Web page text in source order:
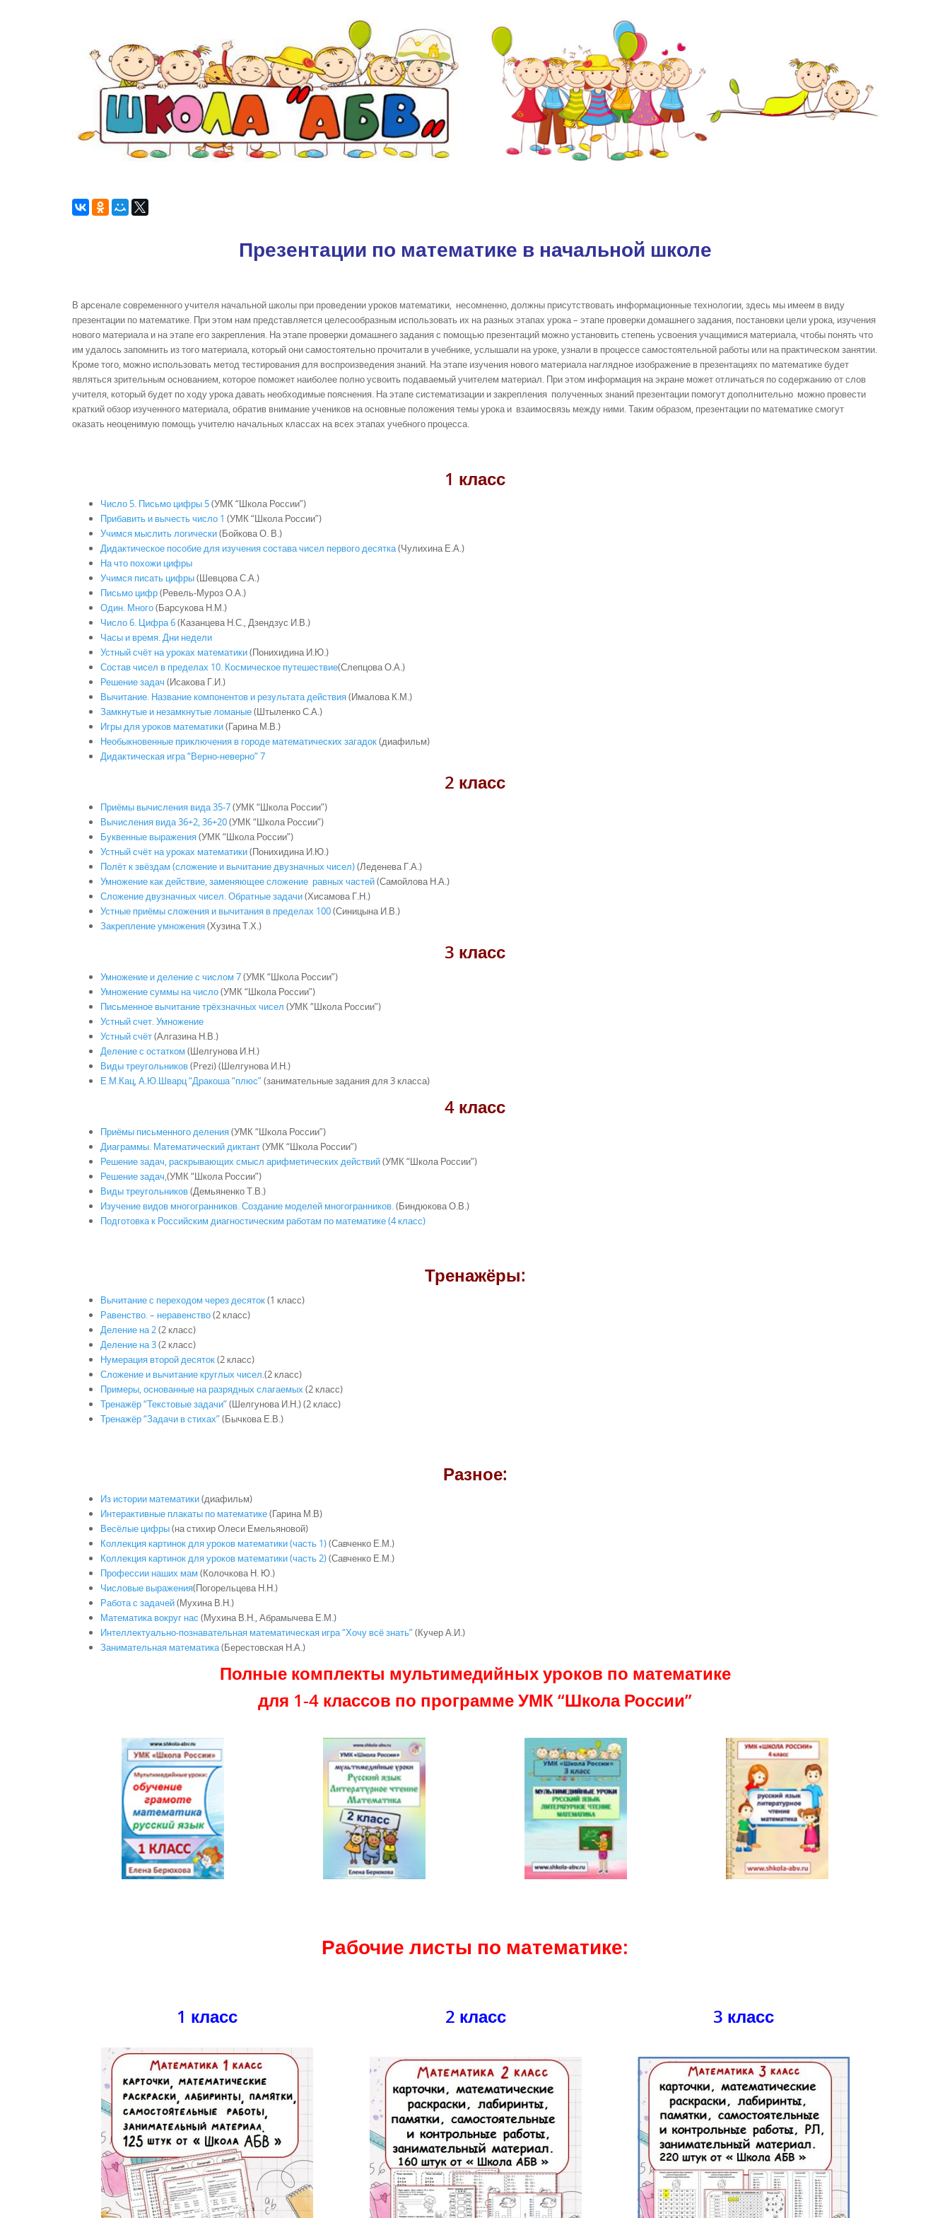
Презентации по математике в начальной школе
В арсенале современного учителя начальной школы при проведении уроков математики, несомненно, должны присутствовать информационные технологии, здесь мы имеем в виду
презентации по математике. При этом нам представляется целесообразным использовать их на разных этапах урока – этапе проверки домашнего задания, постановки цели урока, изучения
нового материала и на этапе его закрепления. На этапе проверки домашнего задания с помощью презентаций можно установить степень усвоения учащимися материала, чтобы понять что
им удалось запомнить из того материала, который они самостоятельно прочитали в учебнике, услышали на уроке, узнали в процессе самостоятельной работы или на практическом занятии.
Кроме того, можно использовать метод тестирования для воспроизведения знаний. На этапе изучения нового материала наглядное изображение в презентациях по математике будет
являться зрительным основанием, которое поможет наиболее полно усвоить подаваемый учителем материал. При этом информация на экране может отличаться по содержанию от слов
учителя, который будет по ходу урока давать необходимые пояснения. На этапе систематизации и закрепления полученных знаний презентации помогут дополнительно можно провести
краткий обзор изученного материала, обратив внимание учеников на основные положения темы урока и взаимосвязь между ними. Таким образом, презентации по математике смогут
оказать неоценимую помощь учителю начальных классах на всех этапах учебного процесса.
1 класс
Число 5. Письмо цифры 5(УМК “Школа России”)
Прибавить и вычесть число 1 (УМК “Школа России”)
Учимся мыслить логически(Бойкова О. В.)
Дидактическое пособие для изучения состава чисел первого десятка(Чулихина Е.А.)
На что похожи цифры
Учимся писать цифры(Шевцова С.А.)
Письмо цифр(Ревель-Муроз О.А.)
Один. Много(Барсукова Н.М.)
Число 6. Цифра 6(Казанцева Н.С., Дзендзус И.В.)
Часы и время. Дни недели
Устный счёт на уроках математики(Понихидина И.Ю.)
Состав чисел в пределах 10. Космическое путешествие(Слепцова О.А.)
Решение задач (Исакова Г.И.)
Вычитание. Название компонентов и результата действия(Ималова К.М.)
Замкнутые и незамкнутые ломаные(Штыленко С.А.)
Игры для уроков математики(Гарина М.В.)
Необыкновенные приключения в городе математических загадок(диафильм)
Дидактическая игра “Верно-неверно” 7
2 класс
Приёмы вычисления вида 35-7(УМК “Школа России”)
Вычисления вида 36+2, 36+20(УМК “Школа России”)
Буквенные выражения(УМК “Школа России”)
Устный счёт на уроках математики(Понихидина И.Ю.)
Полёт к звёздам (сложение и вычитание двузначных чисел)(Леденева Г.А.)
Умножение как действие, заменяющее сложение равных частей(Самойлова Н.А.)
Сложение двузначных чисел. Обратные задачи(Хисамова Г.Н.)
Устные приёмы сложения и вычитания в пределах 100(Синицына И.В.)
Закрепление умножения(Хузина Т.Х.)
3 класс
Умножение и деление с числом 7(УМК “Школа России”)
Умножение суммы на число(УМК “Школа России”)
Письменное вычитание трёхзначных чисел (УМК “Школа России”)
Устный счет. Умножение
Устный счёт(Алгазина Н.В.)
Деление с остатком (Шелгунова И.Н.)
Виды треугольников(Prezi)(Шелгунова И.Н.)
Е.М.Кац, А.Ю.Шварц “Дракоша “плюс”(занимательные задания для 3 класса)
4 класс
Приёмы письменного деления(УМК “Школа России”)
Диаграммы. Математический диктант(УМК “Школа России”)
Решение задач, раскрывающих смысл арифметических действий(УМК “Школа России”)
Решение задач,(УМК “Школа России”)
Виды треугольников(Демьяненко Т.В.)
Изучение видов многогранников. Создание моделей многогранников.(Биндюкова О.В.)
Подготовка к Российским диагностическим работам по математике (4 класс)
Тренажёры:
Вычитание с переходом через десяток(1 класс)
Равенство. – неравенство(2 класс)
Деление на 2(2 класс)
Деление на 3(2 класс)
Нумерация второй десяток(2 класс)
Сложение и вычитание круглых чисел.(2 класс)
Примеры, основанные на разрядных слагаемых (2 класс)
Тренажёр “Текстовые задачи”(Шелгунова И.Н.)(2 класс)
Тренажёр “Задачи в стихах”(Бычкова Е.В.)
Разное:
Из истории математики(диафильм)
Интерактивные плакаты по математике(Гарина М.В)
Весёлые цифры(на стихир Олеси Емельяновой)
Коллекция картинок для уроков математики (часть 1)(Савченко Е.М.)
Коллекция картинок для уроков математики (часть 2)(Савченко Е.М.)
Профессии наших мам (Колочкова Н. Ю.)
Числовые выражения(Погорельцева Н.Н.)
Работа с задачей(Мухина В.Н.)
Математика вокруг нас (Мухина В.Н., Абрамычева Е.М.)
Интеллектуально-познавательная математическая игра “Хочу всё знать”(Кучер А.И.)
Занимательная математика(Берестовская Н.А.)
Полные комплекты мультимедийных уроков по математике
для 1-4 классов по программе УМК “Школа России”
Рабочие листы по математике:
1 класс 2 класс 3 класс